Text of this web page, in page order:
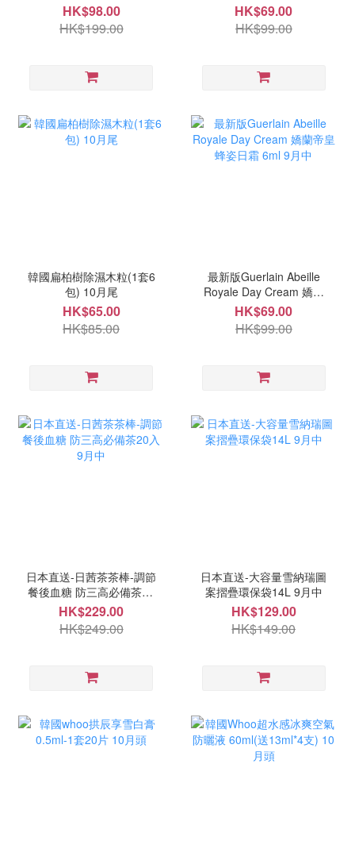
HK$98.00
HK$199.00
HK$69.00
HK$99.00
韓國扁柏樹除濕木粒(1套6
包) 10月尾
HK$65.00
HK$85.00
最新版Guerlain Abeille
Royale Day Cream 嬌蘭
HK$69.00
HK$99.00
日本直送-日茜茶茶棒-調節
餐後血糖 防三高必備茶20
入 9月中
HK$229.00
HK$249.00
日本直送-大容量雪納瑞圖
案摺疊環保袋14L 9月中
HK$129.00
HK$149.00